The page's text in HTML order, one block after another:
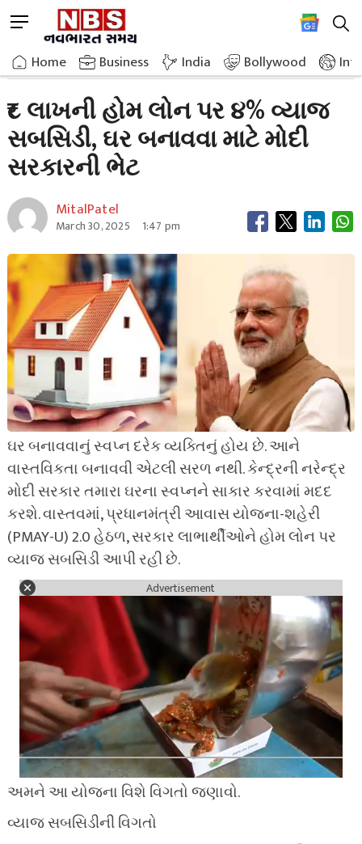
to
content
M
n
u
u
t
t
o
Home Business India Bollywood
Home»Business »4 Interest Subsidy On Home Loan
₹૮ લાખની હોમ લોન પર ૪% વ્યાજ
સબસિડી, ઘર બનાવવા માટે મોદી
સરકારની ભેટ
MitalPatel
March 30, 2025 1:47 pm
ઘર બનાવવાનું સ્વપ્ન દરેક વ્યક્તિનું હોય છે. આને
વાસ્તવિકતા બનાવવી એટલી સરળ નથી. કેન્દ્રની નરેન્દ્ર
મોદી સરકાર તમારા ઘરના સ્વપ્નને સાકાર કરવામાં મદદ
કરશે. વાસ્તવમાં, પ્રધાનમંત્રી આવાસ યોજના-શહેરી
(PMAY-U) 2.0 હેઠળ, સરકાર લાભાર્થીઓને હોમ લોન પર
વ્યાજ સબસિડી આપી રહી છે.
Advertisement
અમને આ યોજના વિશે વિગતો જણાવો.
વ્યાજ સબસિડીની વિગતો